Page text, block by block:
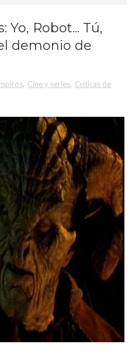
Yo, Robot... Tú,
demonio de
, Cine y series, Críticas de